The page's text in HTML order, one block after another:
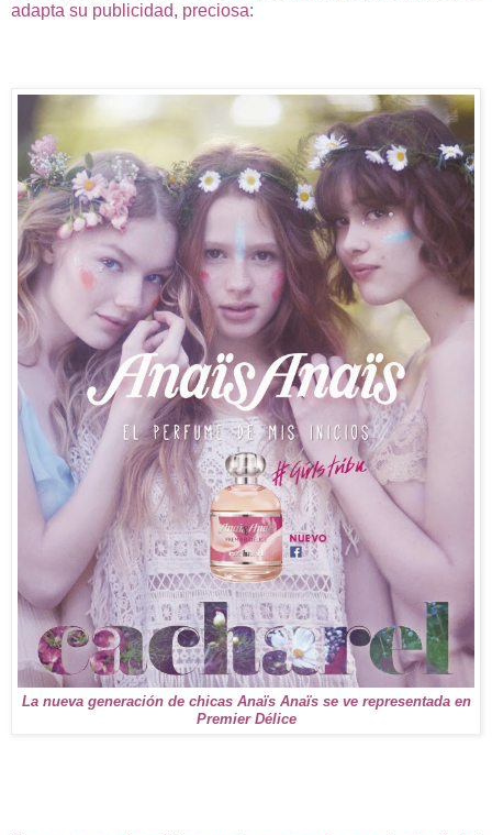
adapta su publicidad, preciosa:
La nueva generación de chicas Anaïs Anaïs se ve representada en
Premier Délice